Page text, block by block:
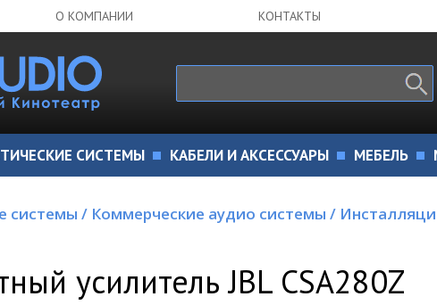
О КОМПАНИИ КОНТАКТЫ
СИСТЕМЫ КАБЕЛИ И АКСЕССУАРЫ МЕБЕЛЬ
системы / Коммерческие аудио системы /
усилитель JBL CSA280Z